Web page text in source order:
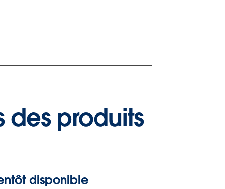
des produits
disponible